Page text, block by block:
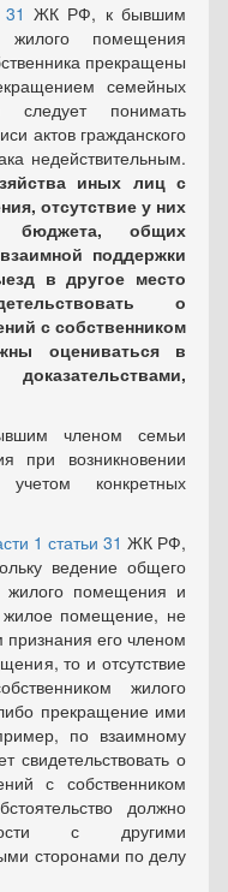
ЖК РФ, к бывшим
жилого помещения
прекращены
семейных
следует понимать
актов гражданского
недействительным.
иных лиц с
отсутствие у них
бюджета, общих
поддержки
в другое место
о
с собственником
оцениваться в
членом семьи
при возникновении
конкретных
1 статьи 31 ЖК РФ,
ведение общего
жилого помещения и
помещение, не
его членом
то и отсутствие
жилого
прекращение ими
по взаимному
о
с собственником
должно
с другими
сторонами по делу